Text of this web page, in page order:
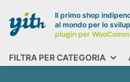
Il primo shop
al mondo per lo
plugin per
FILTRA PER CATEGORIA